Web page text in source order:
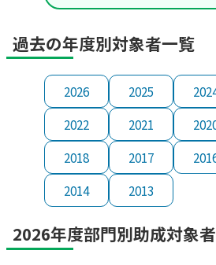
過去の年度別対象者一覧
2026 2025
2022
2021
2018
2017
2014
2013
2026年度部門別助成対象